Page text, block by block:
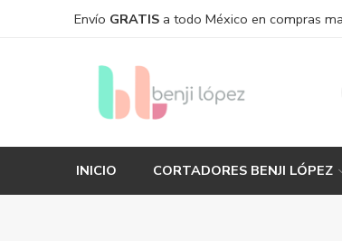
Envío GRATIS a todo México en compras
INICIO CORTADORES BENJI LÓPEZ